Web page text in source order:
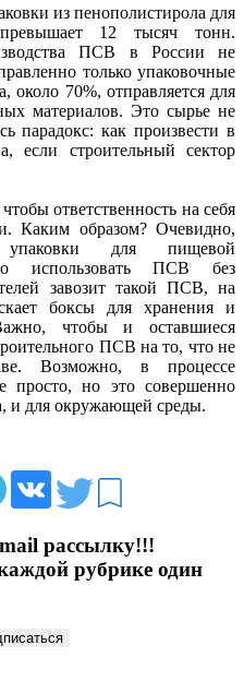
из пенополистирола для
12 тысяч тонн.
ПСВ в России не
только упаковочные
около 70%, отправляется для
материалов. Это сырье не
парадокс: как произвести в
если строительный сектор
ответственность на себя
Каким образом? Очевидно,
для пищевой
использовать ПСВ без
завозит такой ПСВ, на
боксы для хранения и
чтобы и оставшиеся
ПСВ на то, что не
Возможно, в процессе
просто, но это совершенно
и для окружающей среды.
рассылку!!!
рубрике один